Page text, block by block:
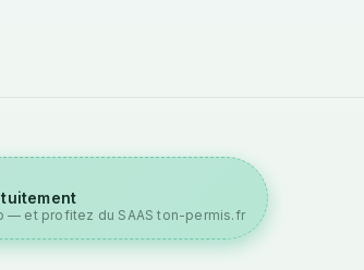
— et profitez du SAAS ton-permis.fr